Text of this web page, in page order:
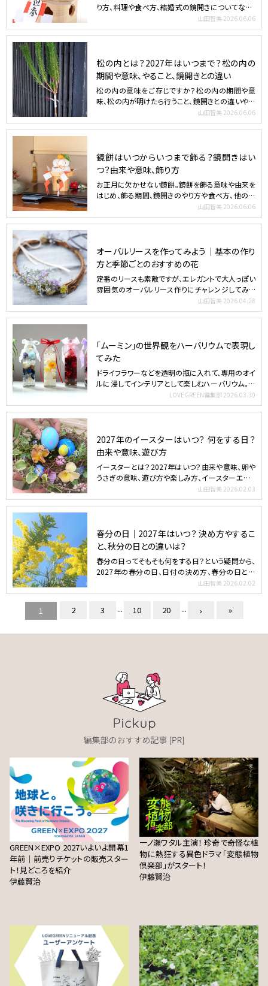
り方、料理や食べ方、結婚式の鏡開きについてなど、
山田智美 2026.06.06
松の内とは？2027年はいつまで？松の内の
期間や意味、やること、鏡開きとの違い
松の内の意味をご存じですか？松の内の期間や意
味、松の内が明けたら行うこと、鏡開きとの違いや小
山田智美 2026.06.06
鏡餅はいつからいつまで飾る？鏡開きはい
つ？由来や意味、飾り方
お正月に欠かせない鏡餅。鏡餅を飾る意味や由来を
はじめ、飾る期間、鏡開きのやり方や食べ方、他のお
山田智美 2026.06.06
オーバルリースを作ってみよう｜基本の作り
方と季節ごとのおすすめの花
定番のリースも素敵ですが、エレガントで大人っぽい
雰囲気のオーバルリース作りにチャレンジしてみま
山田智美 2026.04.28
「ムーミン」の世界観をハーバリウムで表現し
てみた
ドライフラワーなどを透明の瓶に入れて、専用のオイ
ルに浸してインテリアとして楽しむハーバリウム。今
LOVEGREEN編集部 2026.03.30
2027年のイースターはいつ？ 何をする日？
由来や意味、遊び方
イースターとは？2027年はいつ？由来や意味、卵や
うさぎの意味、遊び方や楽しみ方、イースターエッグ
山田智美 2026.02.03
春分の日｜2027年はいつ？ 決め方やするこ
と、秋分の日との違いは？
春分の日ってそもそも何をする日？という疑問から、
2027年の春分の日、日付の決め方、春分の日と秋
山田智美 2026.02.02
1 2 3 ... 10 20 ... »
GREEN×EXPO 2027いよいよ開幕1
年前｜前売りチケットの販売スター
ト！見どころを紹介
伊藤賢治
一ノ瀬ワタル主演！ 珍奇で奇怪な植
物に熱狂する異色ドラマ「変態植物
倶楽部」がスタート！
伊藤賢治